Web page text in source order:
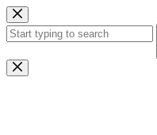
Zum
Inhalt
springen
Keine
Ergebnisse